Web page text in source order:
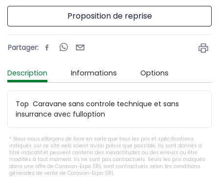
Proposition de reprise
Partager:
Description Informations Options
Top  Caravane sans controle technique et sans
insurrance avec fulloption
Nous nous efforçons de faire en sorte que tous les prix et spécifications
indiqués sur ce site web soient aussi précis que possible. Ils sont donnés à
titre indicatif et peuvent contenir des inexactitudes ou des erreurs ou être
modifiés à tout moment. Ils ne sont pas contractuels. Seuls les prix indiqués
dans une offre de Caravan-Expo SRL sont contractuels selon les conditions
générales de vente de Caravan-Expo SRL.